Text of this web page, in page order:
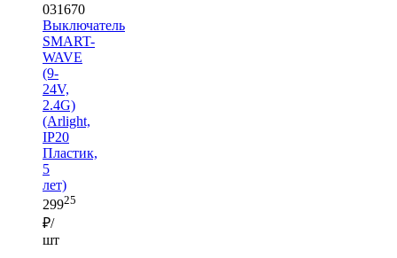
031670
Выключатель
SMART-
WAVE
(9-
24V,
2.4G)
(Arlight,
IP20
Пластик,
5
лет)
29925
₽/
шт